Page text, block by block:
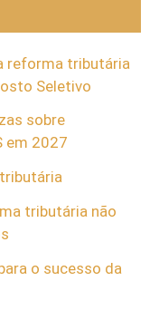
reforma tributária
Seletivo
sobre
em 2027
tributária não
o sucesso da